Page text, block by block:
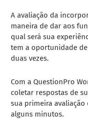
A avaliação da
maneira de dar aos
qual será sua
tem a oportunidade
duas vezes.
Com a QuestionPro
coletar respostas de
sua primeira
alguns minutos.